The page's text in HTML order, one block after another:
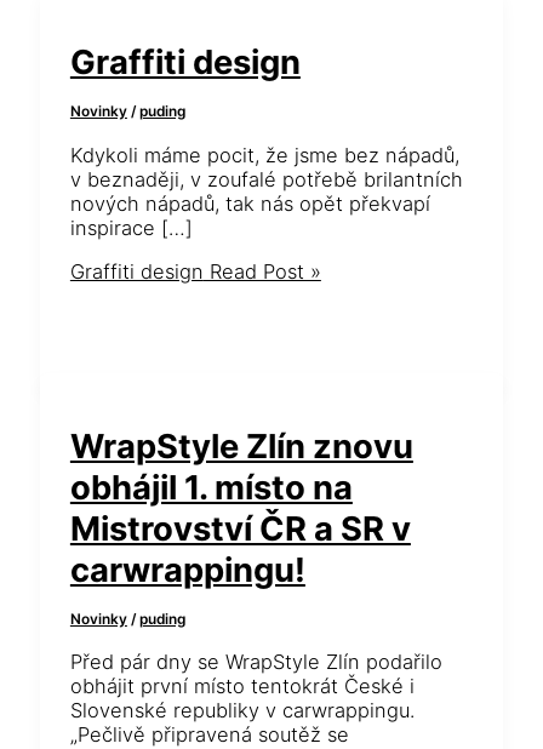
Graffiti design
Novinky/puding
Kdykoli máme pocit, že jsme bez nápadů,
v beznaději, v zoufalé potřebě brilantních
nových nápadů, tak nás opět překvapí
inspirace […]
Graffiti design Read Post »
WrapStyle Zlín znovu
obhájil 1. místo na
Mistrovství ČR a SR v
carwrappingu!
Novinky/puding
Před pár dny se WrapStyle Zlín podařilo
obhájit první místo tentokrát České i
Slovenské republiky v carwrappingu.
„Pečlivě připravená soutěž se